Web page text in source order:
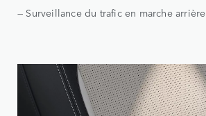
— Surveillance du trafic en marche arrière